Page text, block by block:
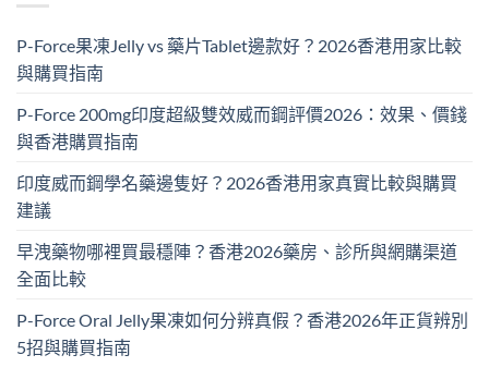
P-Force果凍Jelly vs 藥片Tablet邊款好？2026香港用家比較
與購買指南
P-Force 200mg印度超級雙效威而鋼評價2026：效果、價錢
與香港購買指南
印度威而鋼學名藥邊隻好？2026香港用家真實比較與購買
建議
早洩藥物哪裡買最穩陣？香港2026藥房、診所與網購渠道
全面比較
P-Force Oral Jelly果凍如何分辨真假？香港2026年正貨辨別
5招與購買指南